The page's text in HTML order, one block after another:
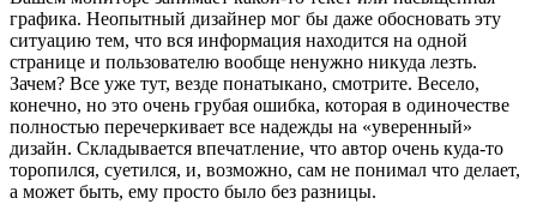
графика. Неопытный дизайнер мог бы даже обосновать эту
ситуацию тем, что вся информация находится на одной
странице и пользователю вообще ненужно никуда лезть.
Зачем? Все уже тут, везде понатыкано, смотрите. Весело,
конечно, но это очень грубая ошибка, которая в одиночестве
полностью перечеркивает все надежды на «уверенный»
дизайн. Складывается впечатление, что автор очень куда-то
торопился, суетился, и, возможно, сам не понимал что делает,
а может быть, ему просто было без разницы.